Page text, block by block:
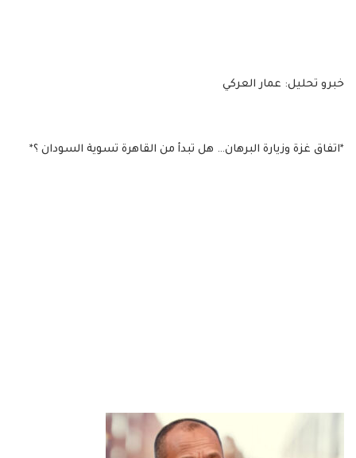
خبرو تحليل: عمار العركي
*اتفاق غزة وزيارة البرهان… هل تبدأ من القاهرة تسوية السودان ؟*